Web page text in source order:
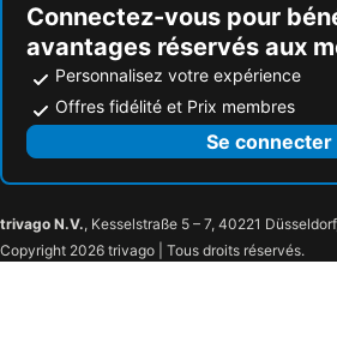
Connectez-vous pour
avantages réservés aux
Personnalisez votre expérience
Offres fidélité et Prix membres
Se connecter
trivago N.V., Kesselstraße 5 – 7, 40221
Copyright 2026 trivago | Tous droits réservés.